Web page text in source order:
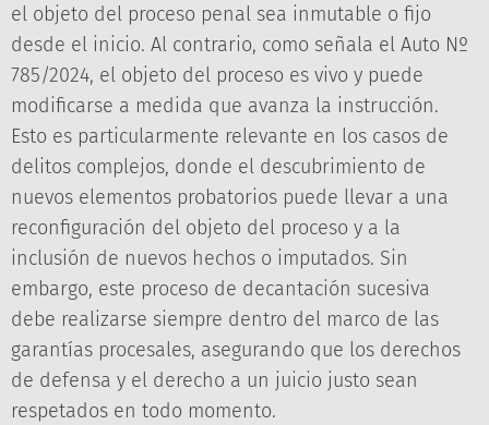
el objeto del proceso penal sea inmutable o fijo
desde el inicio. Al contrario, como señala el Auto Nº
785/2024, el objeto del proceso es vivo y puede
modificarse a medida que avanza la instrucción.
Esto es particularmente relevante en los casos de
delitos complejos, donde el descubrimiento de
nuevos elementos probatorios puede llevar a una
reconfiguración del objeto del proceso y a la
inclusión de nuevos hechos o imputados. Sin
embargo, este proceso de decantación sucesiva
debe realizarse siempre dentro del marco de las
garantías procesales, asegurando que los derechos
de defensa y el derecho a un juicio justo sean
respetados en todo momento.